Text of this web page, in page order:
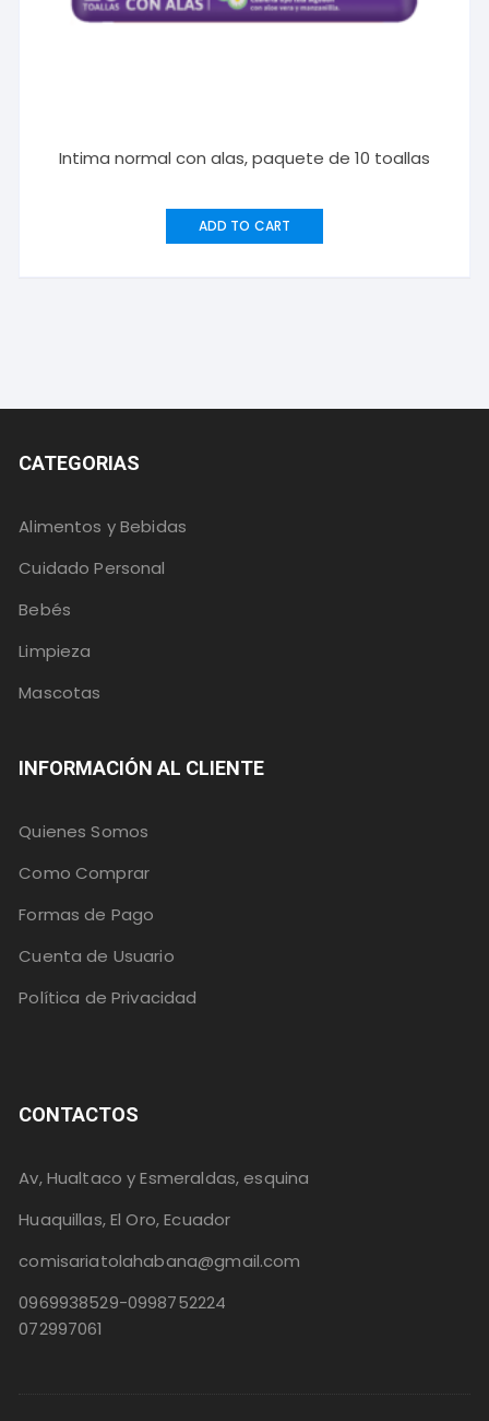
Intima normal con alas, paquete de 10 toallas
ADD TO CART
CATEGORIAS
Alimentos y Bebidas
Cuidado Personal
Bebés
Limpieza
Mascotas
INFORMACIÓN AL CLIENTE
Quienes Somos
Como Comprar
Formas de Pago
Cuenta de Usuario
Política de Privacidad
CONTACTOS
Av, Hualtaco y Esmeraldas, esquina
Huaquillas, El Oro, Ecuador
comisariatolahabana@gmail.com
0969938529-0998752224
072997061